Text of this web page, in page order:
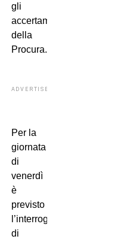
gli
accertamenti
della
Procura.
ADVERTISEMENT
Per la
giornata
di
venerdì
è
previsto
l’interrogatorio
di